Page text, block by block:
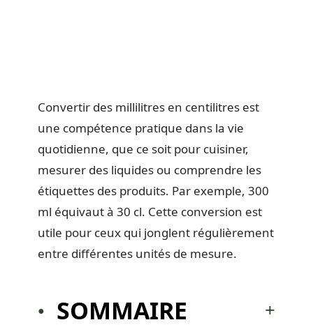
Convertir des millilitres en centilitres est
une compétence pratique dans la vie
quotidienne, que ce soit pour cuisiner,
mesurer des liquides ou comprendre les
étiquettes des produits. Par exemple, 300
ml équivaut à 30 cl. Cette conversion est
utile pour ceux qui jonglent régulièrement
entre différentes unités de mesure.
SOMMAIRE